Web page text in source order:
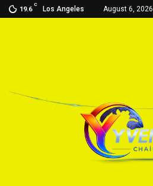
19.6
C
Los Angeles August 6, 2026